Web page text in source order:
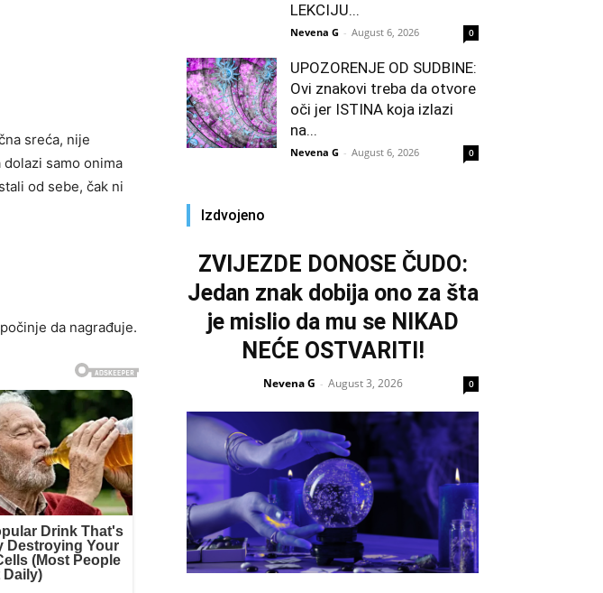
sreća, nije
dolazi samo onima
od sebe, čak ni
da nagrađuje.
LEKCIJU...
Nevena G - August 6, 2026 0
UPOZORENJE OD SUDBINE:
Ovi znakovi treba da otvore
oči jer ISTINA koja izlazi
na...
Nevena G - August 6, 2026 0
Izdvojeno
ZVIJEZDE DONOSE ČUDO:
Jedan znak dobija ono za šta
je mislio da mu se NIKAD
NEĆE OSTVARITI!
Nevena G - August 3, 2026 0